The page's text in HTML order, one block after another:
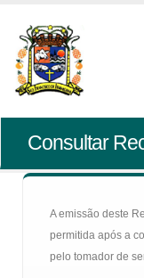
Consultar
A emissão deste
permitida após a
pelo tomador de